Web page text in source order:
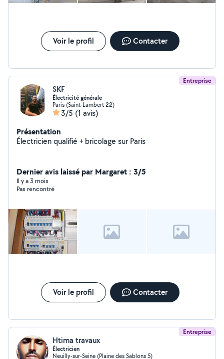
Voir le profil Contacter
Entreprise
SKF
Électricité générale
Paris (Saint-Lambert 22)
3/5 (1 avis)
Présentation
Électricien qualifié + bricolage sur Paris
Dernier avis laissé par Margaret : 3/5
Il y a 3 mois
Pas rencontré
Voir le profil Contacter
Entreprise
Htima travaux
Électricien
Neuilly-sur-Seine (Plaine des Sablons 5)